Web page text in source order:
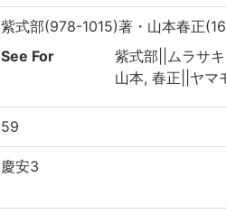
紫式部(978-1015)著・山本春正
See For
紫式部||ムラサ
山本, 春正||ヤマ
59
慶安3